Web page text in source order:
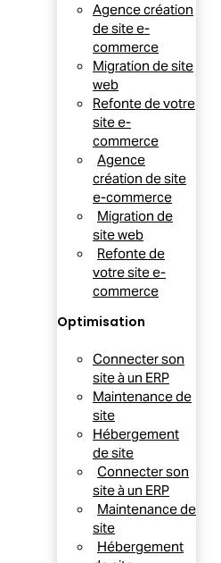
Agence création
de site e-
commerce
Migration de site
web
Refonte de votre
site e-
commerce
Agence
création de site
e-commerce
Migration de
site web
Refonte de
votre site e-
commerce
Optimisation
Connecter son
site à un ERP
Maintenance de
site
Hébergement
de site
Connecter son
site à un ERP
Maintenance de
site
Hébergement